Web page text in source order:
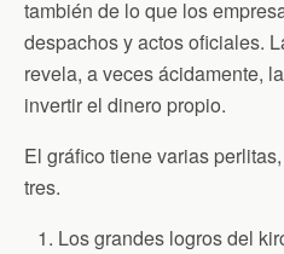
también de lo que los
despachos y actos oficiales.
revela, a veces ácidamente,
invertir el dinero propio.
El gráfico tiene varias
tres.
Los grandes logros del